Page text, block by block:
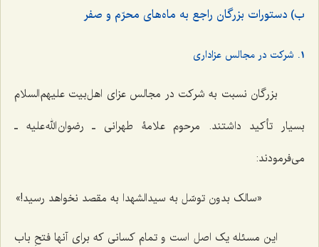
ب) دستورات بزرگان راجع به ماه‌های محرّم و صفر
1. شرکت در مجالس عزاداری
بزرگان نسبت به شرکت در مجالس عزای اهل‌بیت علیهم‌السلام
بسیار تأکید داشتند. مرحوم علامۀ طهرانی ـ رضوان الله علیه ـ
می‌فرمودند:
«سالک بدون توسّل به سیدالشهدا به مقصد نخواهد رسید!»
این مسئله یک اصل است و تمام کسانی که برای آنها فتحِ باب